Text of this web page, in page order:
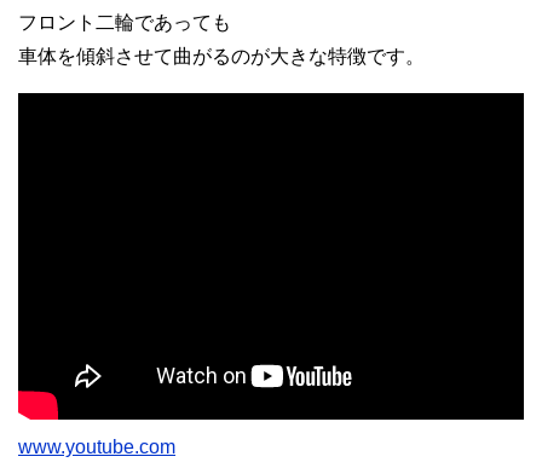
フロント二輪であっても
車体を傾斜させて曲がるのが大きな特徴です。
www.youtube.com